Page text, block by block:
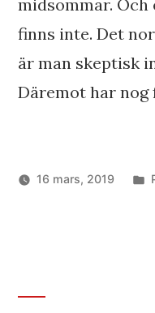
midsommar. Och
finns inte. Det
är man skeptisk
Däremot har
16 mars, 2019